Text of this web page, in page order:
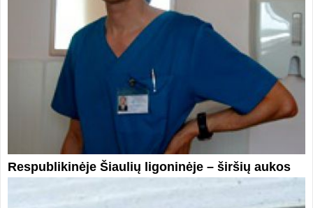
Respublikinėje Šiaulių ligoninėje – širšių aukos